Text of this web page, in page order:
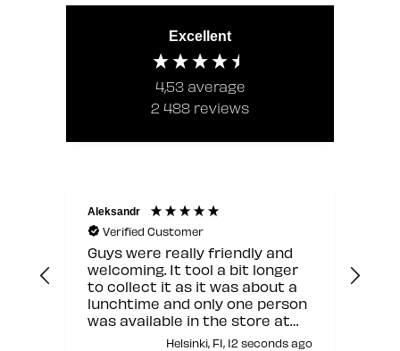
Excellent
4,53 average
2 488 reviews
Aleksandr
Verified Customer
Guys were really friendly and
welcoming. It tool a bit longer
to collect it as it was about a
lunchtime and only one person
was available in the store at
that moment but other than
Helsinki, FI, 12 seconds ago